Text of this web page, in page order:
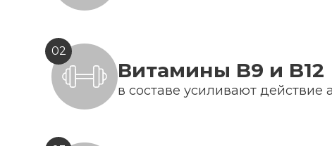
02
Витамины B9 и B12
в составе усиливают действие